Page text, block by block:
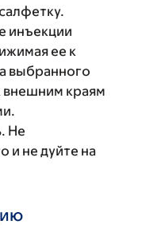
инъекции
ее к
выбранного
внешним краям
Не
и не дуйте на